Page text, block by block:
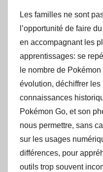
Les familles ne sont
l’opportunité de faire
en accompagnant les
apprentissages: se
le nombre de
évolution, déchiffrer les
connaissances
Pokémon Go, et son
nous permettre, sans
sur les usages
différences, pour
outils trop souvent